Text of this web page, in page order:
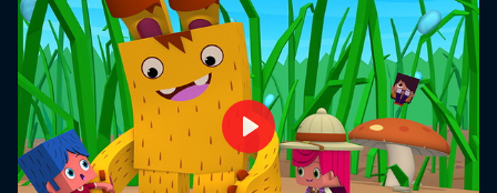
Play